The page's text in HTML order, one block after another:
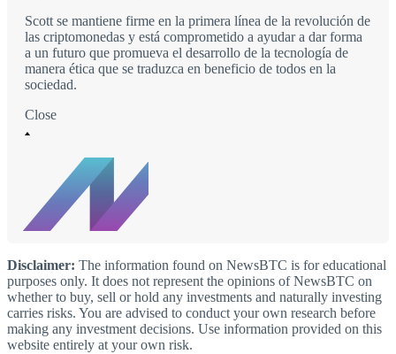
Scott se mantiene firme en la primera línea de la revolución de
las criptomonedas y está comprometido a ayudar a dar forma
a un futuro que promueva el desarrollo de la tecnología de
manera ética que se traduzca en beneficio de todos en la
sociedad.
Close
Disclaimer: The information found on NewsBTC is for educational
purposes only. It does not represent the opinions of NewsBTC on
whether to buy, sell or hold any investments and naturally investing
carries risks. You are advised to conduct your own research before
making any investment decisions. Use information provided on this
website entirely at your own risk.